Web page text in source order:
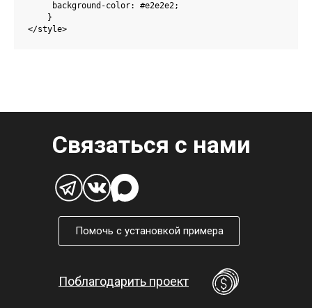
     background-color: #e2e2e2;
    }
</style>
Связаться с нами
Поблагодарить проект
Помочь с установкой примера